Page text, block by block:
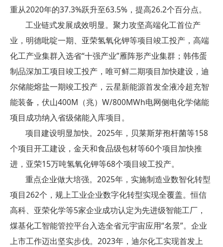
重从2020年的37.3%跃升至63.5%，提高26.2个百分点。
工业链式发展成效明显。聚力攻坚高端化工首位产
业，明德吡啶一期、亚荣氢氧化钾等项目竣工投产，高端
化工产业集群入选省“十强产业”雁阵形产业集群；韩伟蛋
制品深加工项目竣工投产，唯可鲜二期项目加快建设，迪
尔储能熔盐一期竣工投产，云星新能源首发全液冷超充智
能装备，伏山400M（兆）W/800MWh电网侧电化学储能
项目成功纳入省级储能入库项目。
项目建设明显加快。2025年，贝莱斯芽孢杆菌等158
个项目开工建设，金天和食品级包材等60个项目加快推
进，亚荣15万吨氢氧化钾等68个项目竣工投产。
重点企业做大培强。2025年，实施制造业数智化转型
项目262个，规上工业企业数字化转型实现全覆盖。恒信
高科、亚荣化学等5家企业成功认定为先进级智能工厂，
煤基化工智能管控平台入选全省元宇宙应用“名景”。企业
上市工作迈出坚实步伐。2023年，迪尔化工实现首发上